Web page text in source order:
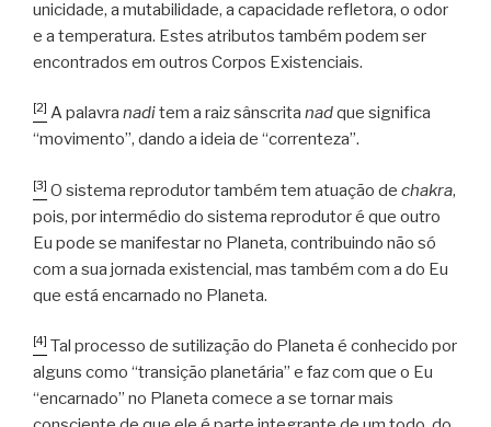
unicidade, a mutabilidade, a capacidade refletora, o odor
e a temperatura. Estes atributos também podem ser
encontrados em outros Corpos Existenciais.
[2] A palavra naditem a raiz sânscrita nadque significa
“movimento”, dando a ideia de “correnteza”.
[3] O sistema reprodutor também tem atuação de chakra,
pois, por intermédio do sistema reprodutor é que outro
Eu pode se manifestar no Planeta, contribuindo não só
com a sua jornada existencial, mas também com a do Eu
que está encarnado no Planeta.
[4] Tal processo de sutilização do Planeta é conhecido por
alguns como “transição planetária” e faz com que o Eu
“encarnado” no Planeta comece a se tornar mais